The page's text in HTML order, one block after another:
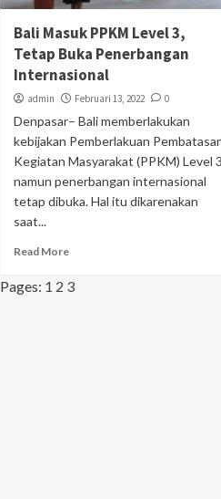
Bali Masuk PPKM Level 3,
Tetap Buka Penerbangan
Internasional
admin Februari 13, 2022 0
Denpasar– Bali memberlakukan
kebijakan Pemberlakuan
Kegiatan Masyarakat (PPKM) Level 3
namun penerbangan internasional
tetap dibuka. Hal itu dikarenakan
saat...
Read More
Pages: 1 2 3